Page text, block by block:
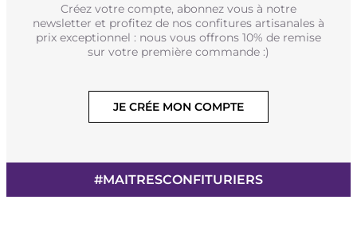
Créez votre compte, abonnez vous à notre
newsletter et profitez de nos confitures artisanales à
prix exceptionnel : nous vous offrons 10% de remise
sur votre première commande :)
JE CRÉE MON COMPTE
#MAITRESCONFITURIERS